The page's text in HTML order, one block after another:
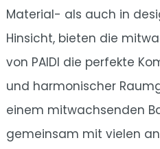
Material- als auch in
Hinsicht, bieten die
von PAIDI die perfekte
und harmonischer
einem mitwachsenden
gemeinsam mit vielen